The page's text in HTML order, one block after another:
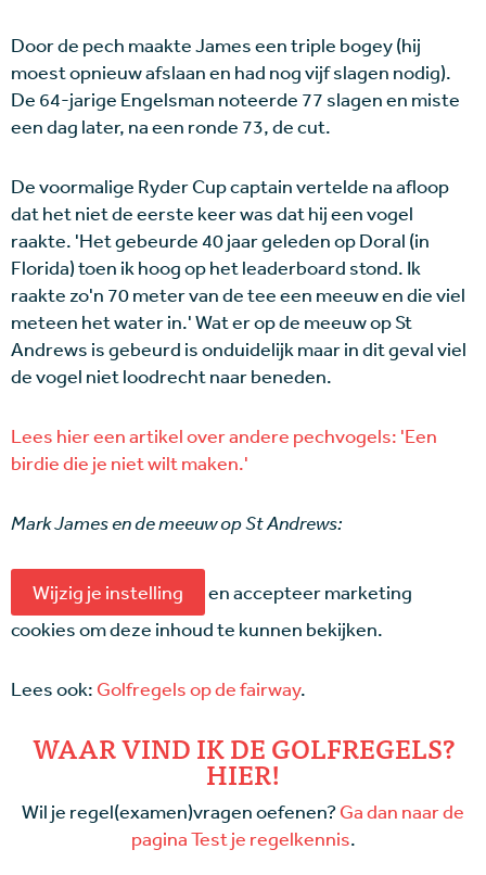
Door de pech maakte James een triple bogey (hij
moest opnieuw afslaan en had nog vijf slagen nodig).
De 64-jarige Engelsman noteerde 77 slagen en miste
een dag later, na een ronde 73, de cut.
De voormalige Ryder Cup captain vertelde na afloop
dat het niet de eerste keer was dat hij een vogel
raakte. 'Het gebeurde 40 jaar geleden op Doral (in
Florida) toen ik hoog op het leaderboard stond. Ik
raakte zo'n 70 meter van de tee een meeuw en die viel
meteen het water in.' Wat er op de meeuw op St
Andrews is gebeurd is onduidelijk maar in dit geval viel
de vogel niet loodrecht naar beneden.
Lees hier een artikel over andere pechvogels: 'Een
birdie die je niet wilt maken.'
Mark James en de meeuw op St Andrews:
Wijzig je instelling
en accepteer marketing
cookies om deze inhoud te kunnen bekijken.
Lees ook: Golfregels op de fairway.
WAAR VIND IK DE GOLFREGELS?
HIER!
Wil je regel(examen)vragen oefenen?Ga dan naar de
pagina Test je regelkennis.